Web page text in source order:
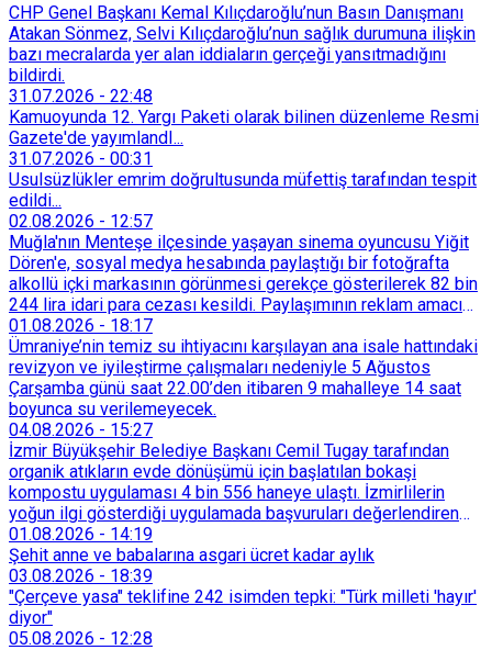
CHP Genel Başkanı Kemal Kılıçdaroğlu’nun Basın Danışmanı
Atakan Sönmez, Selvi Kılıçdaroğlu’nun sağlık durumuna ilişkin
bazı mecralarda yer alan iddiaların gerçeği yansıtmadığını
bildirdi.
31.07.2026 - 22:48
Kamuoyunda 12. Yargı Paketi olarak bilinen düzenleme Resmi
Gazete'de yayımlandI...
31.07.2026 - 00:31
Usulsüzlükler emrim doğrultusunda müfettiş tarafından tespit
edildi...
02.08.2026 - 12:57
Muğla'nın Menteşe ilçesinde yaşayan sinema oyuncusu Yiğit
Dören'e, sosyal medya hesabında paylaştığı bir fotoğrafta
alkollü içki markasının görünmesi gerekçe gösterilerek 82 bin
244 lira idari para cezası kesildi. Paylaşımının reklam amacı
taşımadığını savunan Dören, cezanın iptali için yargıya
başvurdu.
01.08.2026 - 18:17
Ümraniye’nin temiz su ihtiyacını karşılayan ana isale hattındaki
revizyon ve iyileştirme çalışmaları nedeniyle 5 Ağustos
Çarşamba günü saat 22.00’den itibaren 9 mahalleye 14 saat
boyunca su verilemeyecek.
04.08.2026 - 15:27
İzmir Büyükşehir Belediye Başkanı Cemil Tugay tarafından
organik atıkların evde dönüşümü için başlatılan bokaşi
kompostu uygulaması 4 bin 556 haneye ulaştı. İzmirlilerin
yoğun ilgi gösterdiği uygulamada başvuruları değerlendiren
Tarımsal Hizmetler Dairesi Başkanlığı, farklı ilçelerde toplam
128 bokaşi kompost eğitimi düzenleyerek İzmirlileri
sürdürülebilir atık yönetimi sistemine dahil etti.
01.08.2026 - 14:19
Şehit anne ve babalarına asgari ücret kadar aylık
03.08.2026 - 18:39
"Çerçeve yasa" teklifine 242 isimden tepki: "Türk milleti 'hayır'
diyor"
05.08.2026 - 12:28